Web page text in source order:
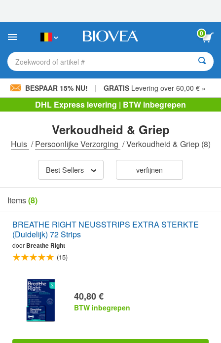
Deze
bevat
toegankelijkheidssysteem.
0
Zoekwoord of artikel #
BESPAAR 15% NU! | GRATIS Levering over 60,00 € »
DHL Express levering | BTW inbegrepen
Verkoudheid & Griep
Huis /Persoonlijke Verzorging /Verkoudheid & Griep(8)
Best Sellers verfijnen
Items(8)
BREATHE RIGHT NEUSSTRIPS EXTRA STERKTE
(Duidelijk) 72 Strips
door Breathe Right
(15)
40,80 €
BTW inbegrepen